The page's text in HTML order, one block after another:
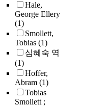
Hale,
George Ellery
(1)
Smollett,
Tobias (1)
심혜숙 역
(1)
Hoffer,
Abram (1)
Tobias
Smollett ;